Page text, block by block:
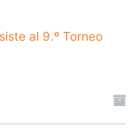
al 9.º Torneo